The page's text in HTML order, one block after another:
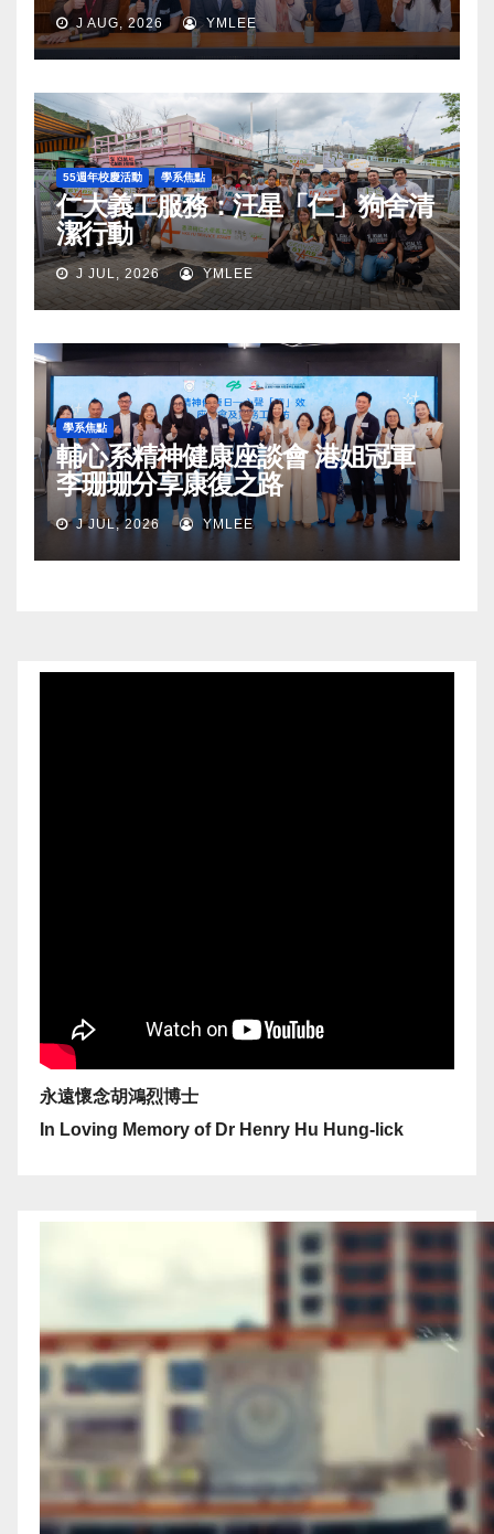
J AUG, 2026 YMLEE
55週年校慶活動 學系焦點
仁大義工服務：汪星「仁」狗舍清
潔行動
J JUL, 2026 YMLEE
學系焦點
輔心系精神健康座談會 港姐冠軍
李珊珊分享康復之路
J JUL, 2026 YMLEE
永遠懷念胡鴻烈博士
In Loving Memory of Dr Henry Hu Hung-lick